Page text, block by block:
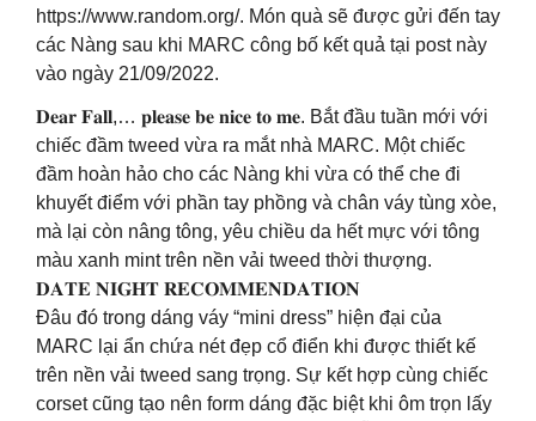
https://www.random.org/. Món quà sẽ được gửi đến tay
các Nàng sau khi MARC công bố kết quả tại post này
vào ngày 21/09/2022.
𝐃𝐞𝐚𝐫 𝐅𝐚𝐥𝐥,… 𝐩𝐥𝐞𝐚𝐬𝐞 𝐛𝐞 𝐧𝐢𝐜𝐞 𝐭𝐨 𝐦𝐞. Bắt đầu tuần mới với
chiếc đầm tweed vừa ra mắt nhà MARC. Một chiếc
đầm hoàn hảo cho các Nàng khi vừa có thể che đi
khuyết điểm với phần tay phồng và chân váy tùng xòe,
mà lại còn nâng tông, yêu chiều da hết mực với tông
màu xanh mint trên nền vải tweed thời thượng.
𝐃𝐀𝐓𝐄 𝐍𝐈𝐆𝐇𝐓 𝐑𝐄𝐂𝐎𝐌𝐌𝐄𝐍𝐃𝐀𝐓𝐈𝐎𝐍
Đâu đó trong dáng váy “mini dress” hiện đại của
MARC lại ẩn chứa nét đẹp cổ điển khi được thiết kế
trên nền vải tweed sang trọng. Sự kết hợp cùng chiếc
corset cũng tạo nên form dáng đặc biệt khi ôm trọn lấy